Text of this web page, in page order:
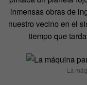
inmensas obras de
nuestro vecino en el
tiempo que
La